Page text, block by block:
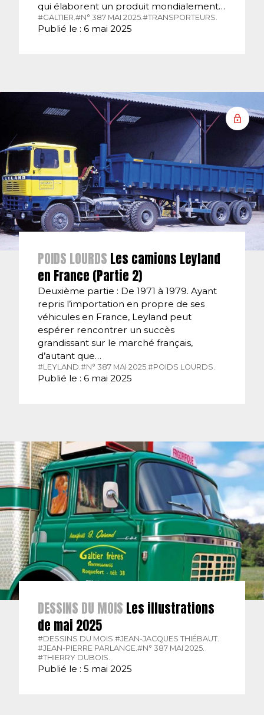
qui élaborent un produit mondialement…
#GALTIER.#N° 387 MAI 2025.#TRANSPORTEURS.
Publié le : 6 mai 2025
POIDS LOURDS Les camions Leyland
en France (Partie 2)
Deuxième partie : De 1971 à 1979. Ayant
repris l’importation en propre de ses
véhicules en France, Leyland peut
espérer rencontrer un succès
grandissant sur le marché français,
d’autant que…
#LEYLAND. #N° 387 MAI 2025. #POIDS LOURDS.
Publié le : 6 mai 2025
DESSINS DU MOIS Les illustrations
de mai 2025
#DESSINS DU MOIS. #JEAN-JACQUES THIÉBAUT.
#JEAN-PIERRE PARLANGE. #N° 387 MAI 2025.
#THIERRY DUBOIS.
Publié le : 5 mai 2025